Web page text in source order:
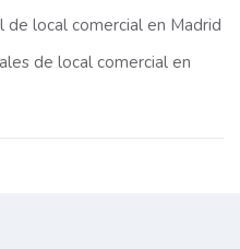
de local comercial en Madrid
de local comercial en